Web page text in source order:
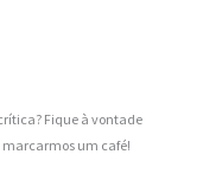
Fique à vontade
um café!